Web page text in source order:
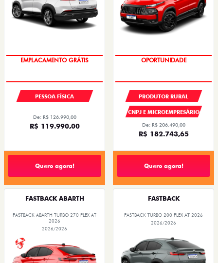
OPORTUNIDADE
PESSOA FÍSICA
De: R$ 126.990,00
R$ 119.990,00
Quero agora!
PREÇOS REDUZIDOS
PRODUTOR RURAL
CNPJ E MICROEMPRESÁRIO
De: R$ 206.490,00
R$ 182.743,65
Quero agora!
FASTBACK ABARTH
FASTBACK ABARTH TURBO 270 FLEX AT
2026
2026/2026
FASTBACK
FASTBACK TURBO 200 FLEX AT 2026
2026/2026